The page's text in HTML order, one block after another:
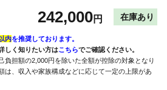
242,000円 在庫あり
内を推奨しております。
しく知りたい方はこちらでご確認ください。
負担額の2,000円を除いた全額が控除の対象となり
は、収入や家族構成などに応じて一定の上限があ